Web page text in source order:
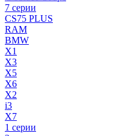
7 серии
CS75 PLUS
RAM
BMW
X1
X3
X5
X6
X2
i3
X7
1 серии